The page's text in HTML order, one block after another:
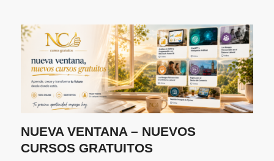
NUEVA VENTANA – NUEVOS
CURSOS GRATUITOS